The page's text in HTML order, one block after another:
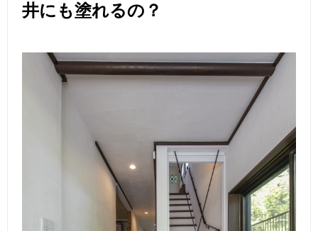
井にも塗れるの？